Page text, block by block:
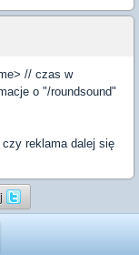
// czas w
o "/roundsound"
reklama dalej się